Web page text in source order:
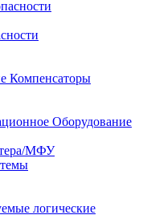
Компенсаторы
Оборудование
МФУ